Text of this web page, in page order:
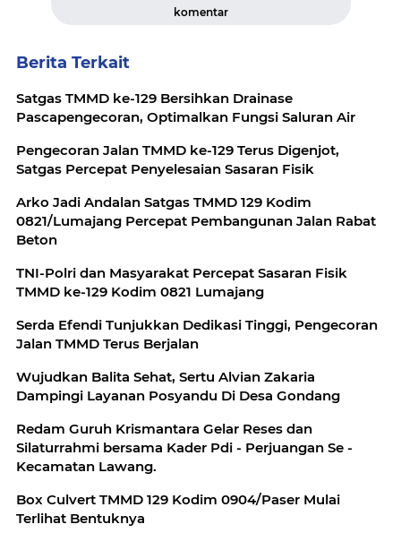
komentar
Berita Terkait
Satgas TMMD ke-129 Bersihkan Drainase
Pascapengecoran, Optimalkan Fungsi Saluran Air
Pengecoran Jalan TMMD ke-129 Terus Digenjot,
Satgas Percepat Penyelesaian Sasaran Fisik
Arko Jadi Andalan Satgas TMMD 129 Kodim
0821/Lumajang Percepat Pembangunan Jalan Rabat
Beton
TNI-Polri dan Masyarakat Percepat Sasaran Fisik
TMMD ke-129 Kodim 0821 Lumajang
Serda Efendi Tunjukkan Dedikasi Tinggi, Pengecoran
Jalan TMMD Terus Berjalan
Wujudkan Balita Sehat, Sertu Alvian Zakaria
Dampingi Layanan Posyandu Di Desa Gondang
Redam Guruh Krismantara Gelar Reses dan
Silaturrahmi bersama Kader Pdi - Perjuangan Se -
Kecamatan Lawang.
Box Culvert TMMD 129 Kodim 0904/Paser Mulai
Terlihat Bentuknya